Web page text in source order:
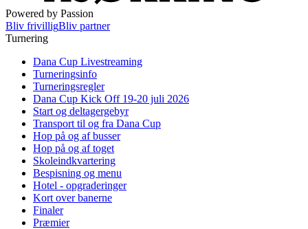
Powered by Passion
Bliv frivilligBliv partner
Turnering
Dana Cup Livestreaming
Turneringsinfo
Turneringsregler
Dana Cup Kick Off 19-20 juli 2026
Start og deltagergebyr
Transport til og fra Dana Cup
Hop på og af busser
Hop på og af toget
Skoleindkvartering
Bespisning og menu
Hotel - opgraderinger
Kort over banerne
Finaler
Præmier